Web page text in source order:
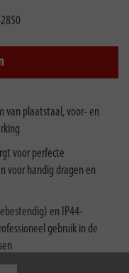
van plaatstaal, voor- en
voor perfecte
voor handig dragen en
en IP44-
gebruik in de